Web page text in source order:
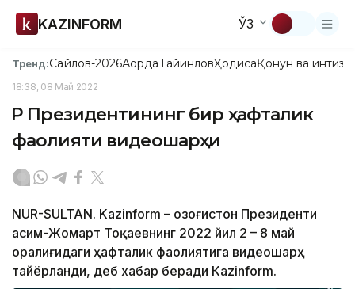
KAZINFORM ЎЗ
Тренд:Сайлов-2026АқордаТайинловҲодисаҚонун ва
18:38, 08 Май 2022
ҚР Президентининг бир ҳафталик
фаолияти видеошарҳи
NUR-SULTAN. Kazinform – Қозоғистон Президенти
Қасим-Жомарт Тоқаевнинг 2022 йил 2 – 8 май
оралиғидаги ҳафталик фаолиятига видеошарҳ
тайёрланди, деб хабар беради Кazinform.